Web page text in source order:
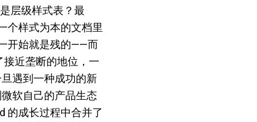
层级样式表？最
个样式为本的文档里
开始就是残的——而
接近垄断的地位，一
遇到一种成功的新
软自己的产品生态
的成长过程中合并了